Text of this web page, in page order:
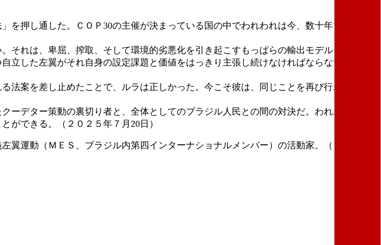
押し通した。ＣＯＰ30の主催が決まっている国の中でわれわれは今、数十年で最悪の
れは、卑屈、搾取、そして環境的劣悪化を引き起こすもっぱらの輸出モデルに依存し
した左翼がそれ自身の設定課題と価値をはっきり主張し続けなければならない理由
案を差し止めたことで、ルラは正しかった。今こそ彼は、同じことを再び行わなけれ
デター策動の裏切り者と、全体としてのブラジル人民との間の対決だ。われわれは、
ができる。（２０２５年７月20日）
運動（ＭＥＳ、ブラジル内第四インターナショナルメンバー）の活動家。（「インタ